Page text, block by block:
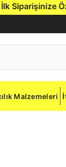
Özel
Malzemeleri